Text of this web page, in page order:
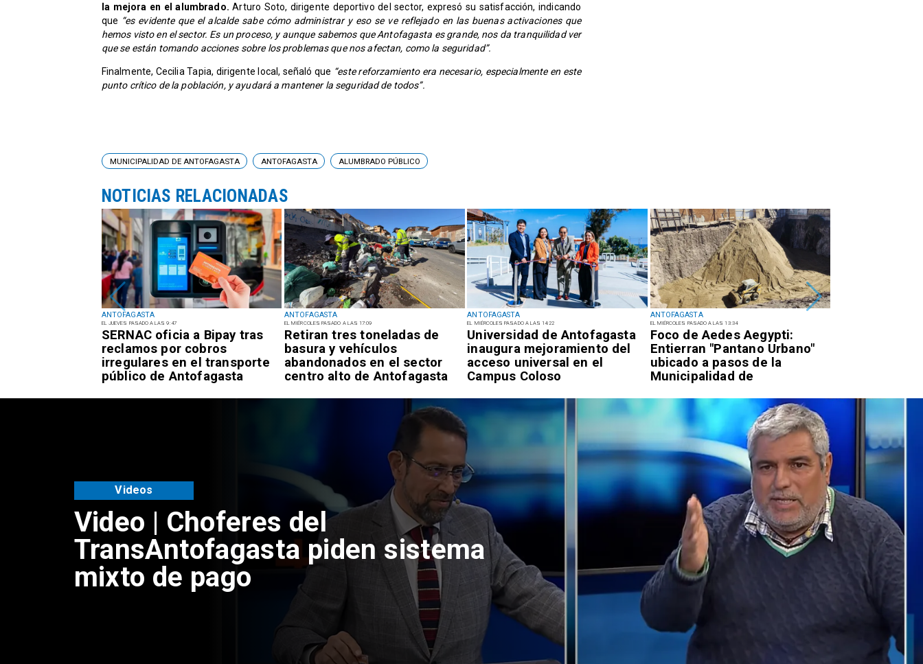
la mejora en el alumbrado. Arturo Soto, dirigente deportivo del sector, expresó su satisfacción, indicando
que “es evidente que el alcalde sabe cómo administrar y eso se ve reflejado en las buenas activaciones que
hemos visto en el sector. Es un proceso, y aunque sabemos que Antofagasta es grande, nos da tranquilidad ver
que se están tomando acciones sobre los problemas que nos afectan, como la seguridad”.
Finalmente, Cecilia Tapia, dirigente local, señaló que “este reforzamiento era necesario, especialmente en este
punto crítico de la población, y ayudará a mantener la seguridad de todos”.
ANTOFAGASTA
EL JUEVES PASADO A LAS 9:47
SERNAC oficia a Bipay tras
reclamos por cobros
irregulares en el transporte
público de Antofagasta
ANTOFAGASTA
EL MIÉRCOLES PASADO A LAS 17:09
Retiran tres toneladas de
basura y vehículos
abandonados en el sector
centro alto de Antofagasta
ANTOFAGASTA
EL MIÉRCOLES PASADO A LAS 14:22
Universidad de Antofagasta
inaugura mejoramiento del
acceso universal en el
Campus Coloso
ANTOFAGASTA
EL MIÉRCOLES PASADO A LAS 13:34
Foco de Aedes Aegypti:
Entierran "Pantano Urbano"
ubicado a pasos de la
Municipalidad de
MUNICIPALIDAD DE ANTOFAGASTA ANTOFAGASTA ALUMBRADO PÚBLICO
NOTICIAS RELACIONADAS
Video | Choferes del
TransAntofagasta piden sistema
mixto de pago
Videos